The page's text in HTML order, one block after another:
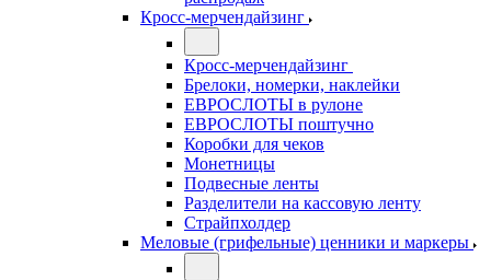
Кросс-мерчендайзинг
Кросс-мерчендайзинг
Брелоки, номерки, наклейки
ЕВРОСЛОТЫ в рулоне
ЕВРОСЛОТЫ поштучно
Коробки для чеков
Монетницы
Подвесные ленты
Разделители на кассовую ленту
Страйпхолдер
Меловые (грифельные) ценники и маркеры